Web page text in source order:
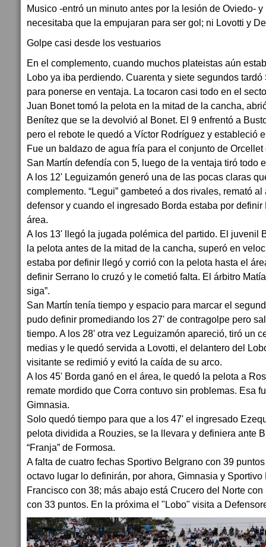
Musico -entró un minuto antes por la lesión de Oviedo-
necesitaba que la empujaran para ser gol; ni Lovotti y
Golpe casi desde los vestuarios
En el complemento, cuando muchos plateistas aún
Lobo ya iba perdiendo. Cuarenta y siete segundos
para ponerse en ventaja. La tocaron casi todo en el
Juan Bonet tomó la pelota en la mitad de la cancha,
Benítez que se la devolvió al Bonet. El 9 enfrentó a
pero el rebote le quedó a Víctor Rodríguez y estableció
Fue un baldazo de agua fría para el conjunto de
San Martín defendía con 5, luego de la ventaja tiró todo
A los 12' Leguizamón generó una de las pocas claras
complemento. “Legui” gambeteó a dos rivales, remató
defensor y cuando el ingresado Borda estaba por
área.
A los 13' llegó la jugada polémica del partido. El juvenil
la pelota antes de la mitad de la cancha, superó en
estaba por definir llegó y corrió con la pelota hasta el
definir Serrano lo cruzó y le cometió falta. El árbitro
siga”.
San Martín tenía tiempo y espacio para marcar el
pudo definir promediando los 27' de contragolpe pero
tiempo. A los 28' otra vez Leguizamón apareció, tiró un
medias y le quedó servida a Lovotti, el delantero del
visitante se redimió y evitó la caída de su arco.
A los 45' Borda ganó en el área, le quedó la pelota a
remate mordido que Corra contuvo sin problemas. Esa
Gimnasia.
Solo quedó tiempo para que a los 47' el ingresado
pelota dividida a Rouzies, se la llevara y definiera ante
“Franja” de Formosa.
A falta de cuatro fechas Sportivo Belgrano con 39
octavo lugar lo definirán, por ahora, Gimnasia y
Francisco con 38; más abajo está Crucero del Norte
con 33 puntos. En la próxima el "Lobo" visita a